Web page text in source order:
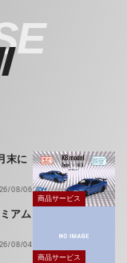
末に
08/06
商品サービス
アム
08/04
商品サービス